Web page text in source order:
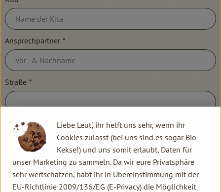
Ansprechpartner *
Straße *
Hausnummer
PLZ *
Liebe Leut', ihr helft uns sehr, wenn ihr
Cookies zulasst (bei uns sind es sogar Bio-
Kekse!) und uns somit erlaubt, Daten für
unser Marketing zu sammeln. Da wir eure Privatsphäre
sehr wertschätzen, habt ihr in Übereinstimmung mit der
EU-Richtlinie 2009/136/EG (E-Privacy) die Möglichkeit